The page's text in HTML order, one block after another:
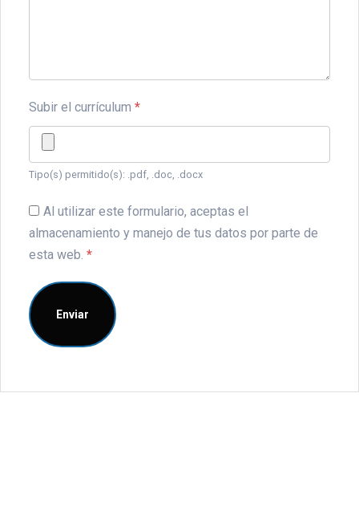
Subir el currículum *
Tipo(s) permitido(s): .pdf, .doc, .docx
Al utilizar este formulario, aceptas el
almacenamiento y manejo de tus datos por parte de
esta web. *